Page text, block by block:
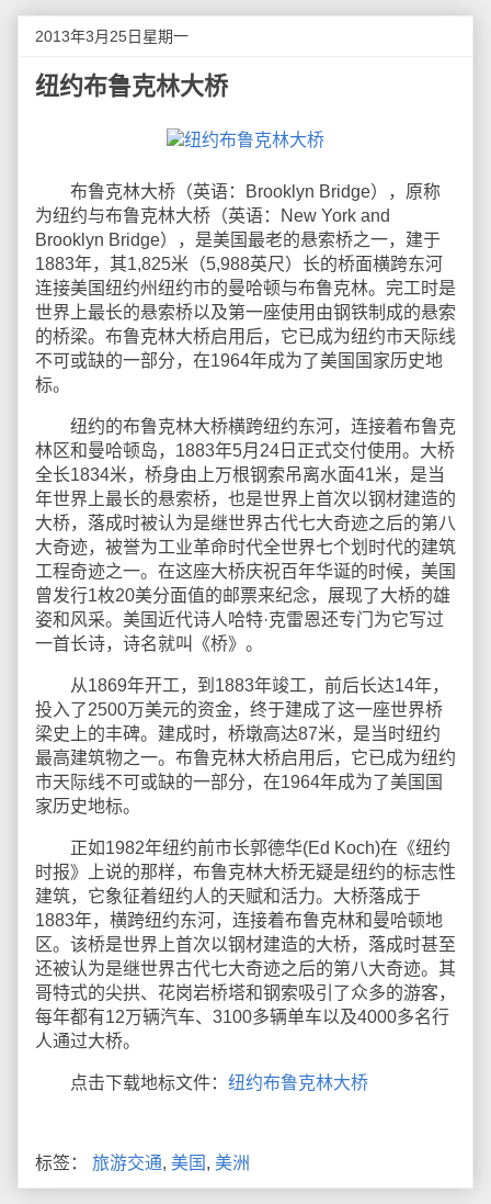
2013年3月25日星期一
纽约布鲁克林大桥
布鲁克林大桥（英语：Brooklyn Bridge），原称
为纽约与布鲁克林大桥（英语：New York and
Brooklyn Bridge），是美国最老的悬索桥之一，建于
1883年，其1,825米（5,988英尺）长的桥面横跨东河
连接美国纽约州纽约市的曼哈顿与布鲁克林。完工时是
世界上最长的悬索桥以及第一座使用由钢铁制成的悬索
的桥梁。布鲁克林大桥启用后，它已成为纽约市天际线
不可或缺的一部分，在1964年成为了美国国家历史地
标。
纽约的布鲁克林大桥横跨纽约东河，连接着布鲁克
林区和曼哈顿岛，1883年5月24日正式交付使用。大桥
全长1834米，桥身由上万根钢索吊离水面41米，是当
年世界上最长的悬索桥，也是世界上首次以钢材建造的
大桥，落成时被认为是继世界古代七大奇迹之后的第八
大奇迹，被誉为工业革命时代全世界七个划时代的建筑
工程奇迹之一。在这座大桥庆祝百年华诞的时候，美国
曾发行1枚20美分面值的邮票来纪念，展现了大桥的雄
姿和风采。美国近代诗人哈特·克雷恩还专门为它写过
一首长诗，诗名就叫《桥》。
从1869年开工，到1883年竣工，前后长达14年，
投入了2500万美元的资金，终于建成了这一座世界桥
梁史上的丰碑。建成时，桥墩高达87米，是当时纽约
最高建筑物之一。布鲁克林大桥启用后，它已成为纽约
市天际线不可或缺的一部分，在1964年成为了美国国
家历史地标。
正如1982年纽约前市长郭德华(Ed Koch)在《纽约
时报》上说的那样，布鲁克林大桥无疑是纽约的标志性
建筑，它象征着纽约人的天赋和活力。大桥落成于
1883年，横跨纽约东河，连接着布鲁克林和曼哈顿地
区。该桥是世界上首次以钢材建造的大桥，落成时甚至
还被认为是继世界古代七大奇迹之后的第八大奇迹。其
哥特式的尖拱、花岗岩桥塔和钢索吸引了众多的游客，
每年都有12万辆汽车、3100多辆单车以及4000多名行
人通过大桥。
点击下载地标文件： 纽约布鲁克林大桥
标签： 旅游交通, 美国 , 美洲